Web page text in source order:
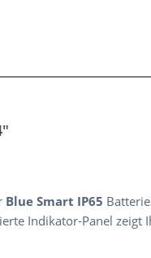
Blue Smart IP65
Indikator-Panel zeigt